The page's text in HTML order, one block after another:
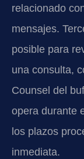
relacionado
mensajes.
posible para
una consulta,
Counsel del
opera durante
los plazos
inmediata.